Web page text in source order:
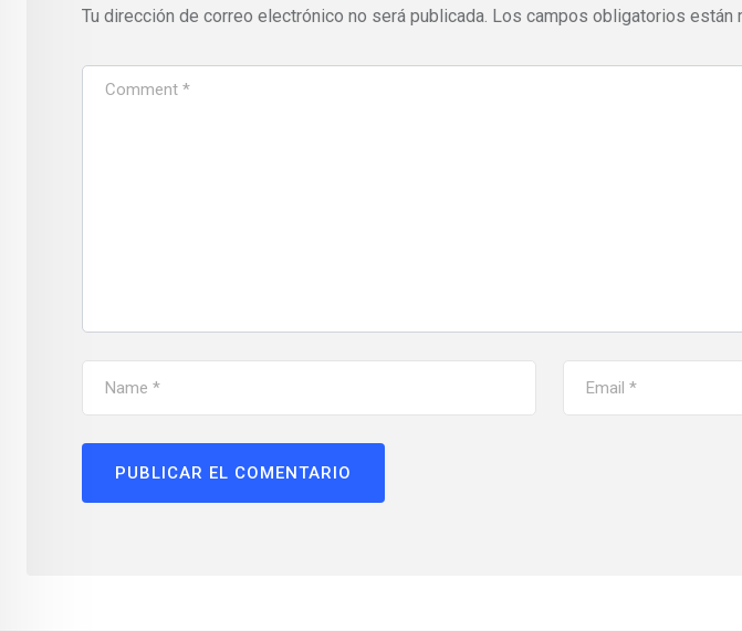
Tu dirección de correo electrónico no será publicada. Los campos obligatorios están